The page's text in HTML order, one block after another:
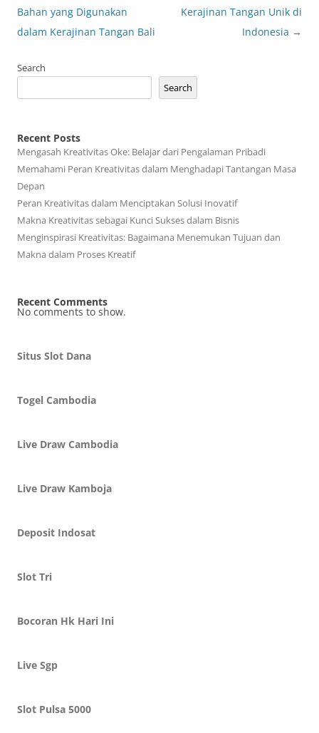
navigation
Bahan yang Digunakan
dalam Kerajinan Tangan Bali
Kerajinan Tangan Unik di
Indonesia →
Search
Search
Recent Posts
Mengasah Kreativitas Oke: Belajar dari Pengalaman Pribadi
Memahami Peran Kreativitas dalam Menghadapi Tantangan Masa
Depan
Peran Kreativitas dalam Menciptakan Solusi Inovatif
Makna Kreativitas sebagai Kunci Sukses dalam Bisnis
Menginspirasi Kreativitas: Bagaimana Menemukan Tujuan dan
Makna dalam Proses Kreatif
Recent Comments
No comments to show.
Situs Slot Dana
Togel Cambodia
Live Draw Cambodia
Live Draw Kamboja
Deposit Indosat
Slot Tri
Bocoran Hk Hari Ini
Live Sgp
Slot Pulsa 5000